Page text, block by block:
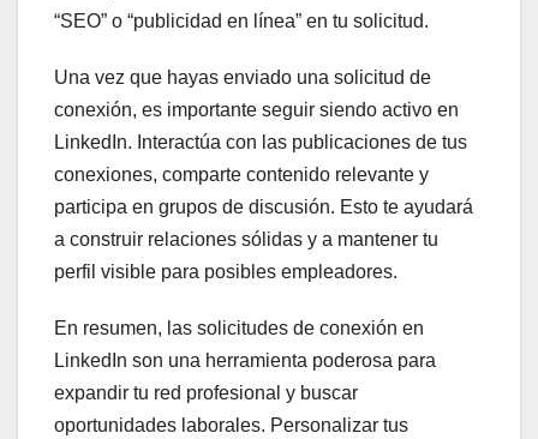
“SEO” o “publicidad en línea” en tu solicitud.
Una vez que hayas enviado una solicitud de
conexión, es importante seguir siendo activo en
LinkedIn. Interactúa con las publicaciones de tus
conexiones, comparte contenido relevante y
participa en grupos de discusión. Esto te ayudará
a construir relaciones sólidas y a mantener tu
perfil visible para posibles empleadores.
En resumen, las solicitudes de conexión en
LinkedIn son una herramienta poderosa para
expandir tu red profesional y buscar
oportunidades laborales. Personalizar tus